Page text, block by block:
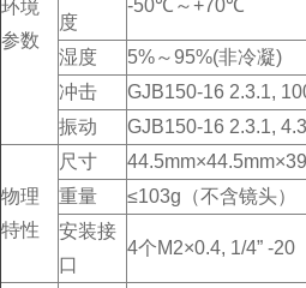
环境
参数
度
-50℃～+70℃
湿度
5%～95%(非冷凝)
冲击
GJB150-16 2.3.1,
振动
GJB150-16 2.3.1,
物理
特性
尺寸
重量
≤103g（不含镜头）
安装接
口
4个M2×0.4, 1/4” -20